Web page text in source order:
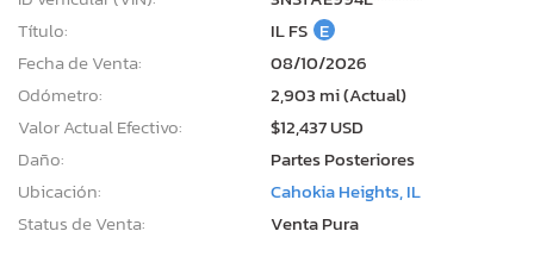
Título:
IL FS E
Fecha de Venta:
08/10/2026
Odómetro:
2,903 mi (Actual)
Valor Actual Efectivo:
$12,437 USD
Daño:
Partes Posteriores
Ubicación:
Cahokia Heights, IL
Status de Venta:
Venta Pura